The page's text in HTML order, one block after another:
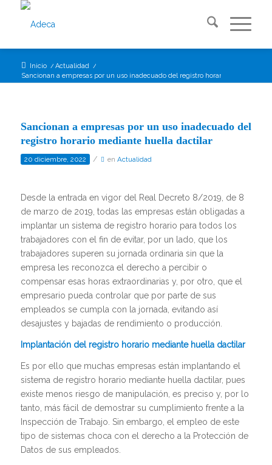
Inicio / Actualidad /
Sancionan a empresas por un uso inadecuado del registro horario mediante...
Sancionan a empresas por un uso inadecuado del
registro horario mediante huella dactilar
20 diciembre, 2022 / en Actualidad
Desde la entrada en vigor del Real Decreto 8/2019, de 8
de marzo de 2019, todas las empresas están obligadas a
implantar un sistema de registro horario para todos los
trabajadores con el fin de evitar, por un lado, que los
trabajadores superen su jornada ordinaria sin que la
empresa les reconozca el derecho a percibir o
compensar esas horas extraordinarias y, por otro, que el
empresario pueda controlar que por parte de sus
empleados se cumpla con la jornada, evitando así
desajustes y bajadas de rendimiento o producción.
Implantación del registro horario mediante huella dactilar
Es por ello que muchas empresas están implantando el
sistema de registro horario mediante huella dactilar, pues
existe menos riesgo de manipulación, es preciso y, por lo
tanto, más fácil de demostrar su cumplimiento frente a la
Inspección de Trabajo. Sin embargo, el empleo de este
tipo de sistemas choca con el derecho a la Protección de
Datos de sus empleados.